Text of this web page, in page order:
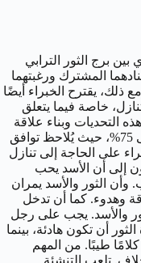
برج الثور الترابي
المشترك ورغبتهما
يقترح الخبراء أيضًا
خاصة فيما يتعلق
التحديات وبناء علاقة
ناجحة. قد تتراوح نسب التوافق بين 60% إلى 75%، حيث يُلاحظ توافق
على الحاجة إلى تنازل
إلى أن الأسد يحب
وأن الثور والأسد يمران
وهدوء. كما أن تدخل
والأسد. يجب على رجل
أن تكون هادئة، بينما
طيبًا. من المهم